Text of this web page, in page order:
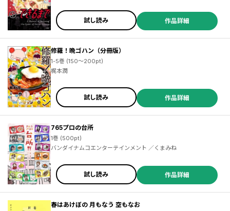
試し読み 作品詳細
修羅！晩ゴハン（分冊版）
1-5巻 (150～200pt)
梶本潤
試し読み 作品詳細
765プロの台所
1巻 (500pt)
バンダイナムコエンターテインメント ／くまみね
試し読み 作品詳細
春はあけぼの 月もなう 空もなお